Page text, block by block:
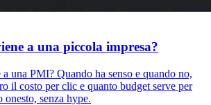
a una piccola impresa?
una PMI? Quando ha senso e quando no,
il costo per clic e quanto budget serve per
senza hype.